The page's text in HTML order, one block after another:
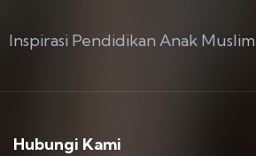
Inspirasi Pendidikan Anak Muslim
Hubungi Kami